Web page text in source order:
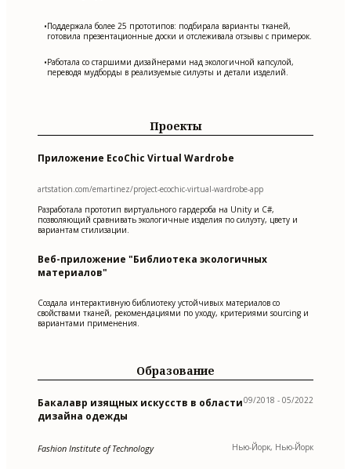
•Поддержала более 25 прототипов: подбирала варианты тканей,
готовила презентационные доски и отслеживала отзывы с примерок.
•Работала со старшими дизайнерами над экологичной капсулой,
переводя мудборды в реализуемые силуэты и детали изделий.
Проекты
Приложение EcoChic Virtual Wardrobe
artstation.com/emartinez/project-ecochic-virtual-wardrobe-app
Разработала прототип виртуального гардероба на Unity и C#,
позволяющий сравнивать экологичные изделия по силуэту, цвету и
вариантам стилизации.
Веб-приложение "Библиотека экологичных
материалов"
Создала интерактивную библиотеку устойчивых материалов со
свойствами тканей, рекомендациями по уходу, критериями sourcing и
вариантами применения.
Образование
Бакалавр изящных искусств в области
дизайна одежды
09/2018 - 05/2022
Fashion Institute of Technology Нью-Йорк, Нью-Йорк